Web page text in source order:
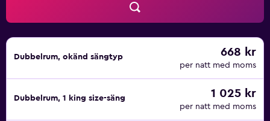
Dubbelrum, okänd sängtyp 668 kr
per natt med moms
Dubbelrum, 1 king size-säng 1 025 kr
per natt med moms